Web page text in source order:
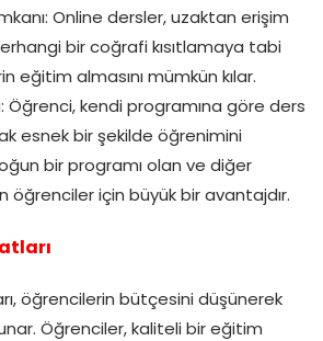
Online dersler, uzaktan erişim
bir coğrafi kısıtlamaya tabi
eğitim almasını mümkün kılar.
Öğrenci, kendi programına göre ders
esnek bir şekilde öğrenimini
bir programı olan ve diğer
öğrenciler için büyük bir avantajdır.
öğrencilerin bütçesini düşünerek
Öğrenciler, kaliteli bir eğitim